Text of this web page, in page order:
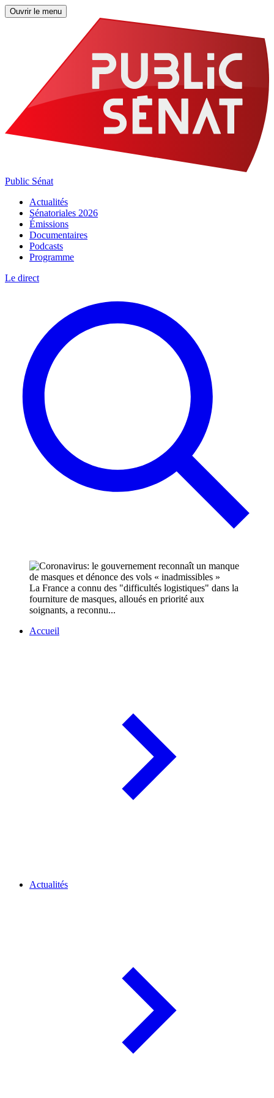
Ouvrir le menu
Public Sénat
Actualités
Sénatoriales 2026
Émissions
Documentaires
Podcasts
Programme
Le direct
La France a connu des "difficultés logistiques" dans la
fourniture de masques, alloués en priorité aux
soignants, a reconnu...
Accueil
Actualités